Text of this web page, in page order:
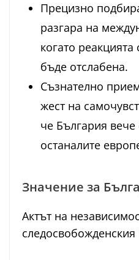
Прецизно
разгара на
когато
бъде отслабена.
Съзнателно
жест на
че България
останалите
Значение за
Актът на